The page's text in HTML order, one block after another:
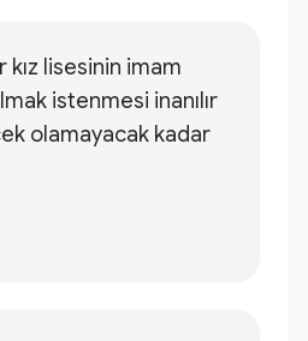
kız lisesinin imam
istenmesi inanılır
olamayacak kadar